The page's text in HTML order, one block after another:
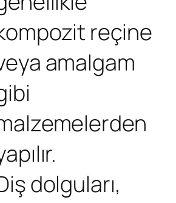
reçine
amalgam
dolguları,